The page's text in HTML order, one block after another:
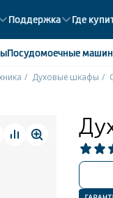
Поддержка Где
Посудомоечные
Духовые шкафы